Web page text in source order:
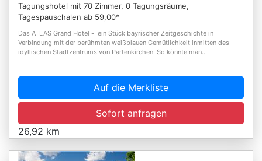
Tagungshotel mit 70 Zimmer, 0 Tagungsräume,
Tagespauschalen ab 59,00*
Das ATLAS Grand Hotel - ein Stück bayrischer Zeitgeschichte in
Verbindung mit der berühmten weißblauen Gemütlichkeit inmitten des
idyllischen Stadtzentrums von Partenkirchen. So könnte man...
Auf die Merkliste
Sofort anfragen
26,92 km